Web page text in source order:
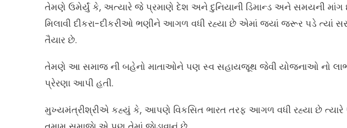
તેમણે ઉમેર્યું કે, અત્યારે જે પ્રમાણે દેશ અને દુનિયાની ડિમાન્ડ અને સમયની
મિલાવી દીકરા-દીકરીઓ ભણીને આગળ વધી રહ્યા છે એમાં જ્યાં જરૂર પડે ત્યાં
તૈયાર છે.
તેમણે આ સમાજ ની બહેનો માતાઓને પણ સ્વ સહાયજૂથ જેવી યોજનાઓ નો
પ્રેરણા આપી હતી.
મુખ્યમંત્રીશ્રીએ કહ્યું કે, આપણે વિકસિત ભારત તરફ આગળ વધી રહ્યા છે ત્યારે